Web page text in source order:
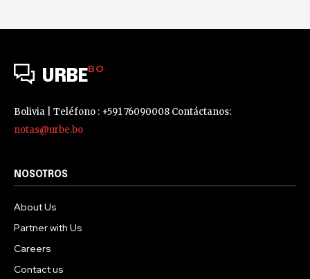
URBEBO
Bolivia | Teléfono : +591 76090008 Contáctanos:
notas@urbe.bo
NOSOTROS
About Us
Partner with Us
Careers
Contact us